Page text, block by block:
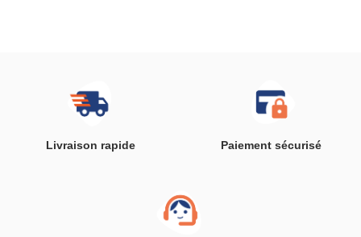
Livraison rapide Paiement sécurisé